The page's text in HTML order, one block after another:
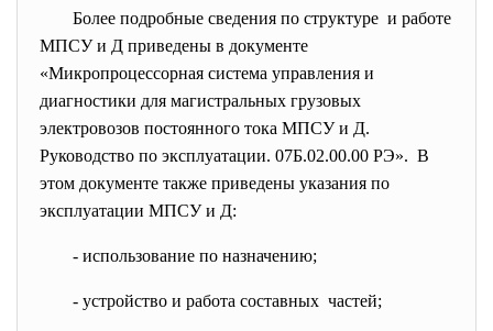
Более подробные сведения по структуре и работе
МПСУ и Д приведены в документе
«Микропроцессорная система управления и
диагностики для магистральных грузовых
электровозов постоянного тока МПСУ и Д.
Руководство по эксплуатации. 07Б.02.00.00 РЭ». В
этом документе также приведены указания по
эксплуатации МПСУ и Д:
- использование по назначению;
- устройство и работа составных частей;